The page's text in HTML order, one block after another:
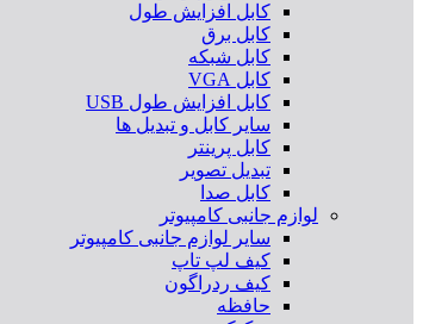
کابل افزایش طول
کابل برق
کابل شبکه
کابل VGA
کابل افزایش طول USB
سایر کابل و تبدیل ها
کابل پرینتر
تبدیل تصویر
کابل صدا
لوازم جانبی کامپیوتر
سایر لوازم جانبی کامپیوتر
کیف لپ تاپ
کیف ردراگون
حافظه